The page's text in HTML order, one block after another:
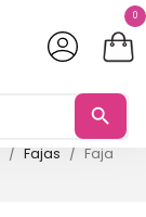
0
search
Fajas
Faja